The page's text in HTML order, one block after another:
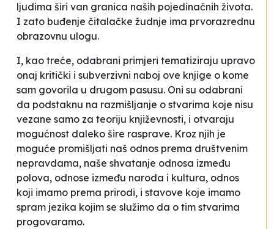
ljudima širi van granica naših pojedinačnih života.
I zato buđenje čitalačke žudnje ima prvorazrednu
obrazovnu ulogu.
I, kao treće, odabrani primjeri tematiziraju upravo
onaj kritički i subverzivni naboj ove knjige o kome
sam govorila u drugom pasusu. Oni su odabrani
da podstaknu na razmišljanje o stvarima koje nisu
vezane samo za teoriju književnosti, i otvaraju
mogućnost daleko šire rasprave. Kroz njih je
moguće promišljati naš odnos prema društvenim
nepravdama, naše shvatanje odnosa između
polova, odnose između naroda i kultura, odnos
koji imamo prema prirodi, i stavove koje imamo
spram jezika kojim se služimo da o tim stvarima
progovaramo.